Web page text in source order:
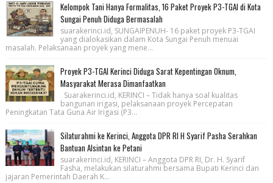
Kelompok Tani Hanya Formalitas, 16 Paket Proyek P3-TGAI di Kota
Sungai Penuh Diduga Bermasalah
suarakerinci.id, SUNGAIPENUH- 16 paket proyek P3-TGAI
yang dialokasikan dalam Kota Sungai Penuh menuai
masalah. Pelaksanaan proyek yang mene...
Proyek P3-TGAI Kerinci Diduga Sarat Kepentingan Oknum,
Masyarakat Merasa Dimanfaatkan
Suarakerinci.id, KERINCI – Tidak hanya soal kualitas
bangunan irigasi, pelaksanaan proyek Percepatan
Peningkatan Tata Guna Air Irigasi (P3...
Silaturahmi ke Kerinci, Anggota DPR RI H Syarif Pasha Serahkan
Bantuan Alsintan ke Petani
suarakerinci.id, KERINCI – Anggota DPR RI, Dr. H. Syarif
Fasha, melakukan silaturahmi bersama Bupati Kerinci dan
jajaran Pemerintah Daerah K...